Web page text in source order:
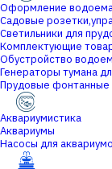
Оформление
Садовые
Светильники для
Комплектующие
Обустройство
Генераторы тумана
Прудовые фонтанные
Аквариумистика
Аквариумы
Насосы для